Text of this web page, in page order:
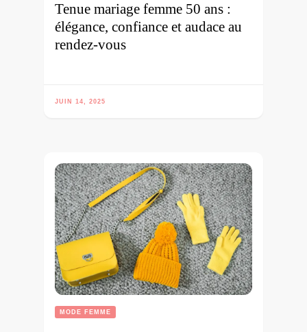
Tenue mariage femme 50 ans :
élégance, confiance et audace au
rendez-vous
JUIN 14, 2025
MODE FEMME